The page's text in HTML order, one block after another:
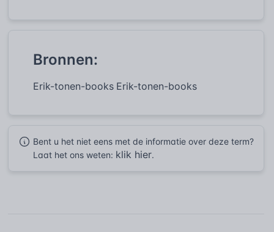
Bronnen:
Erik-tonen-books Erik-tonen-books
Bent u het niet eens met de informatie over deze term?
Laat het ons weten: klik hier.